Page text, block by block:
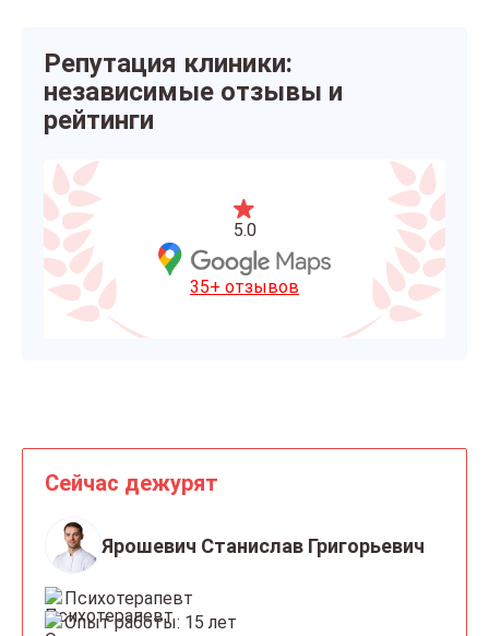
Репутация клиники:
независимые отзывы и
рейтинги
5.0
35+ отзывов
Сейчас дежурят
Ярошевич Станислав Григорьевич
Психотерапевт
Опыт работы: 15 лет